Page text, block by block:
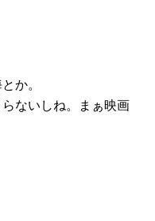
か。
ないしね。まぁ映画